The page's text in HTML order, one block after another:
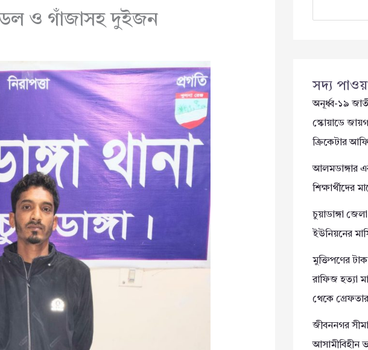
ও গাঁজাসহ দুইজন
সদ্য পাওয়া
অনূর্ধ্ব-১৯
স্কোয়াডে
ক্রিকেটার
আলমডাঙ্গার
শিক্ষার্থীদের
চুয়াডাঙ্গা
ইউনিয়নের
মুক্তিপণের
রাফিজ হত্যা
থেকে গ্রেফতার
জীবননগর
আসামীবিহীন